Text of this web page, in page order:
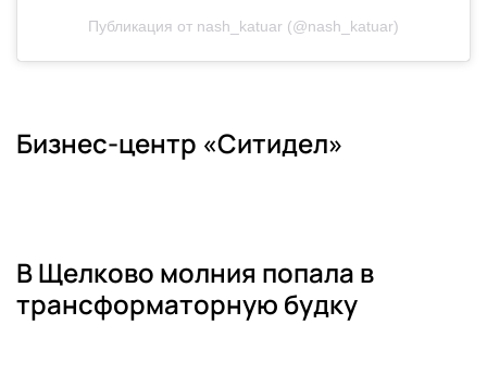
Публикация от nash_katuar (@nash_katuar)
Бизнес-центр «Ситидел»
В Щелково молния попала в
трансформаторную будку